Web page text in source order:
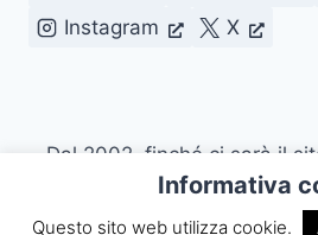
Instagram
X
Dal 2002, finché ci sarà il
riutilizzabili citando la
Licenza CC
Informativa
Questo sito web utilizza cookie.